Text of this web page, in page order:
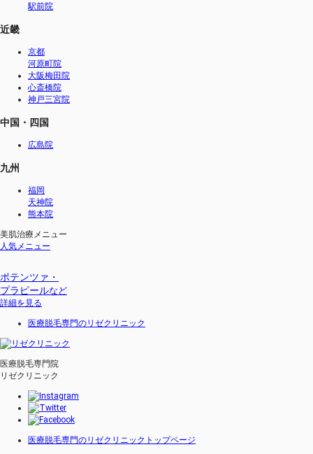
駅前院
近畿
京都
河原町院
大阪梅田院
心斎橋院
神戸三宮院
中国・四国
広島院
九州
福岡
天神院
熊本院
美肌治療メニュー
人気メニュー
ポテンツァ・
プラピールなど
詳細を見る
医療脱毛専門のリゼクリニック
医療脱毛専門院
リゼクリニック
医療脱毛専門のリゼクリニックトップページ